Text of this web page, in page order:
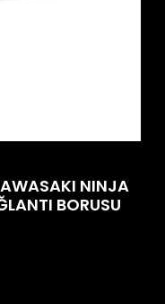
NINJA
BORUSU